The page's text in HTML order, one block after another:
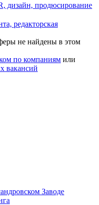
дизайн, продюсирование
редакторская
не найдены в этом
по компаниям или
вакансий
Заводе